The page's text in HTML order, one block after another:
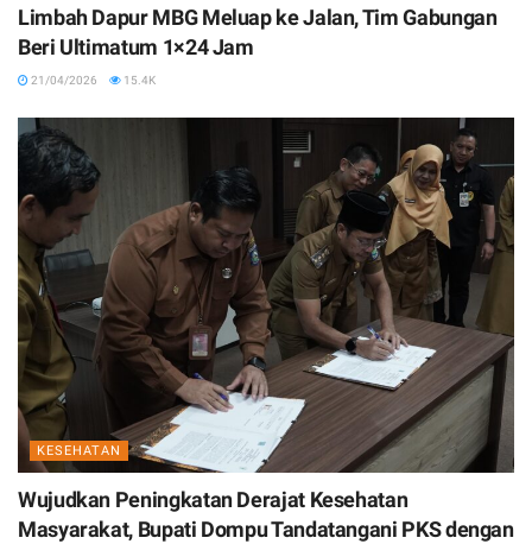
Limbah Dapur MBG Meluap ke Jalan, Tim Gabungan
Beri Ultimatum 1×24 Jam
21/04/2026 15.4K
KESEHATAN
Wujudkan Peningkatan Derajat Kesehatan
Masyarakat, Bupati Dompu Tandatangani PKS dengan